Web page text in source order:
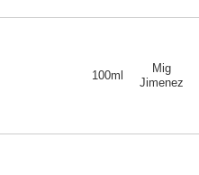
100ml
Mig
Jimenez